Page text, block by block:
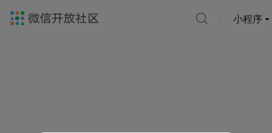
小程序